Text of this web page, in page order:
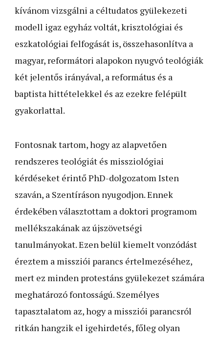
kívánom vizsgálni a céltudatos gyülekezeti
modell igaz egyház voltát, krisztológiai és
eszkatológiai felfogását is, összehasonlítva a
magyar, reformátori alapokon nyugvó teológiák
két jelentős irányával, a református és a
baptista hittételekkel és az ezekre felépült
gyakorlattal.
Fontosnak tartom, hogy az alapvetően
rendszeres teológiát és missziológiai
kérdéseket érintő PhD-dolgozatom Isten
szaván, a Szentíráson nyugodjon. Ennek
érdekében választottam a doktori programom
mellékszakának az újszövetségi
tanulmányokat. Ezen belül kiemelt vonzódást
éreztem a missziói parancs értelmezéséhez,
mert ez minden protestáns gyülekezet számára
meghatározó fontosságú. Személyes
tapasztalatom az, hogy a missziói parancsról
ritkán hangzik el igehirdetés, főleg olyan